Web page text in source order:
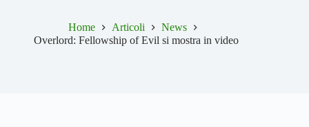
Home Articoli
News
Overlord: Fellowship of Evil si mostra in video